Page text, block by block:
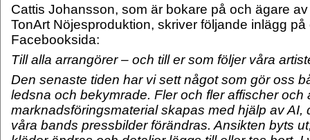
Cattis Johansson, som är bokare på och ägare
TonArt Nöjesproduktion, skriver följande inlägg på
Facebooksida:
Till alla arrangörer – och till er som följer våra
Den senaste tiden har vi sett något som gör oss
ledsna och bekymrade. Fler och fler affischer och
marknadsföringsmaterial skapas med hjälp av AI,
våra bands pressbilder förändras. Ansikten byts